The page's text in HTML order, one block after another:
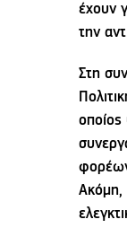
έχουν
την
Στη
οποίος
Ακόμη,